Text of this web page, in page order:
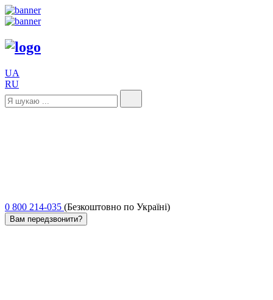
UA
RU
0 800 214-035 (Безкоштовно по Україні)
Вам передзвонити?